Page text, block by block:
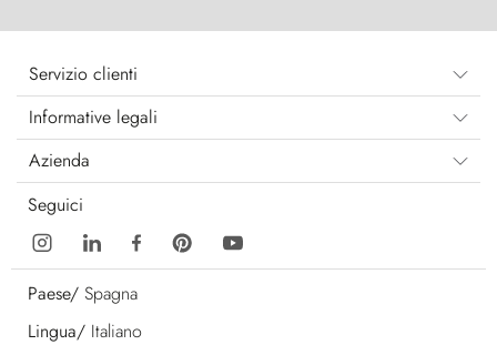
Servizio clienti
Informative legali
Azienda
Seguici
Paese/ Spagna
Lingua/ Italiano